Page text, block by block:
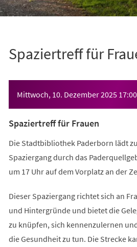
Spaziertreff für
Mittwoch, 10. Dezember 2025 17:00
Spaziertreff für Frauen
Die Stadtbibliothek Paderborn lädt
Spaziergang durch das
um 17 Uhr auf dem Vorplatz an der
Dieser Spaziergang richtet sich an
und Hintergründe und bietet die
zu knüpfen, sich kennenzulernen
die Gesundheit zu tun. Die Strecke